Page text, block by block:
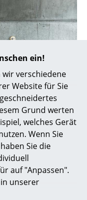
ein!
verschiedene
Website für Sie
Grund werten
welches Gerät
Wenn Sie
Sie die
auf "Anpassen".
unserer